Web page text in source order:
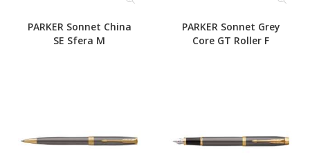
PARKER Sonnet China
SE Sfera M
PARKER Sonnet Grey
Core GT Roller F